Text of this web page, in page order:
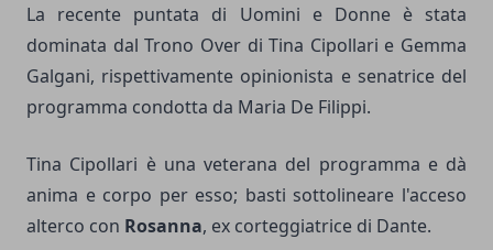
La recente puntata di Uomini e Donne è stata
dominata dal Trono Over di Tina Cipollari e Gemma
Galgani, rispettivamente opinionista e senatrice del
programma condotta da Maria De Filippi.
Tina Cipollari è una veterana del programma e dà
anima e corpo per esso; basti sottolineare l'acceso
alterco con Rosanna, ex corteggiatrice di Dante.